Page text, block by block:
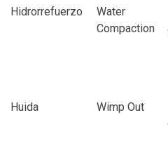
Hidrorrefuerzo
Water
Compaction
Huida
Wimp Out